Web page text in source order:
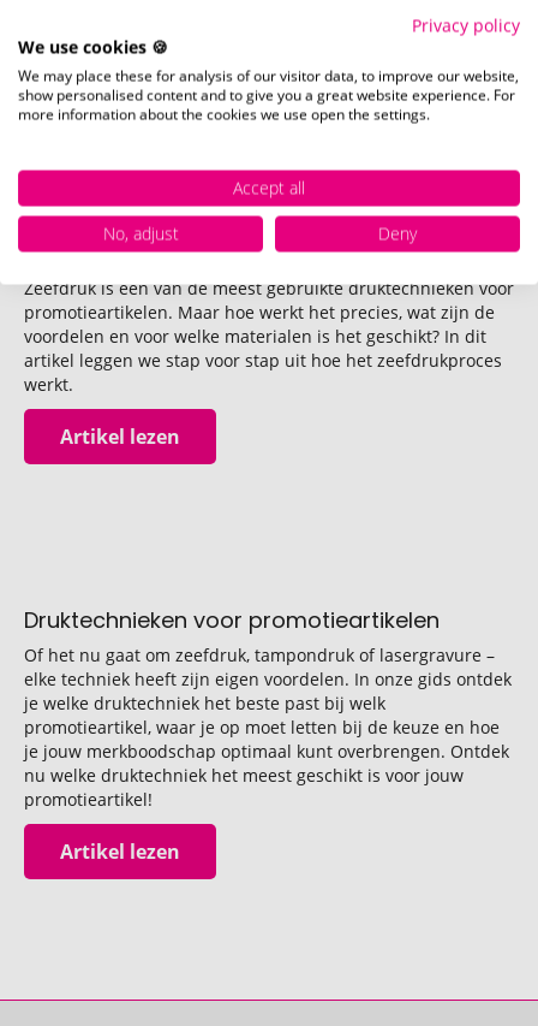
promotieartikelen en hoe zet je ze strategisch in? Wij leggen
het uit!
Artikel lezen
Wat is zeefdruk? Het zeefdrukproces
eenvoudig uitgelegd
Zeefdruk is een van de meest gebruikte druktechnieken voor
promotieartikelen. Maar hoe werkt het precies, wat zijn de
voordelen en voor welke materialen is het geschikt? In dit
artikel leggen we stap voor stap uit hoe het zeefdrukproces
werkt.
Artikel lezen
Druktechnieken voor promotieartikelen
Of het nu gaat om zeefdruk, tampondruk of lasergravure –
elke techniek heeft zijn eigen voordelen. In onze gids ontdek
je welke druktechniek het beste past bij welk
promotieartikel, waar je op moet letten bij de keuze en hoe
je jouw merkboodschap optimaal kunt overbrengen. Ontdek
nu welke druktechniek het meest geschikt is voor jouw
promotieartikel!
Artikel lezen
Privacy policy
We use cookies 🍪
We may place these for analysis of our visitor data, to improve our website,
show personalised content and to give you a great website experience. For
more information about the cookies we use open the settings.
Accept all
No, adjust
Deny